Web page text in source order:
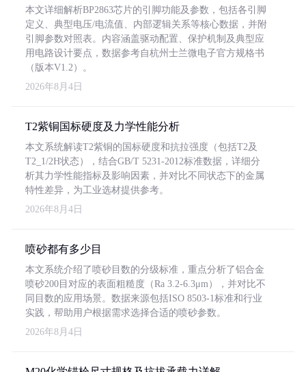
本文详细解析BP2863芯片的引脚功能及参数，包括各引脚
定义、典型电压/电流值、内部逻辑关系等核心数据，并附
引脚参数对照表。内容涵盖驱动配置、保护机制及典型应
用电路设计要点，数据参考自杭州士兰微电子官方规格书
（版本V1.2）。
2026年8月4日
T2紫铜国标硬度及力学性能分析
本文系统解读T2紫铜的国标硬度和抗拉强度（包括T2及
T2_1/2H状态），结合GB/T 5231-2012标准数据，详细分
析其力学性能指标及影响因素，并对比不同状态下的金属
特性差异，为工业选材提供参考。
2026年8月4日
喷砂都有多少目
本文系统介绍了喷砂目数的分级标准，重点分析了铝合金
喷砂200目对应的表面粗糙度（Ra 3.2-6.3μm），并对比不
同目数的应用场景。数据来源包括ISO 8503-1标准和行业
实践，帮助用户根据需求选择合适的喷砂参数。
2026年8月4日